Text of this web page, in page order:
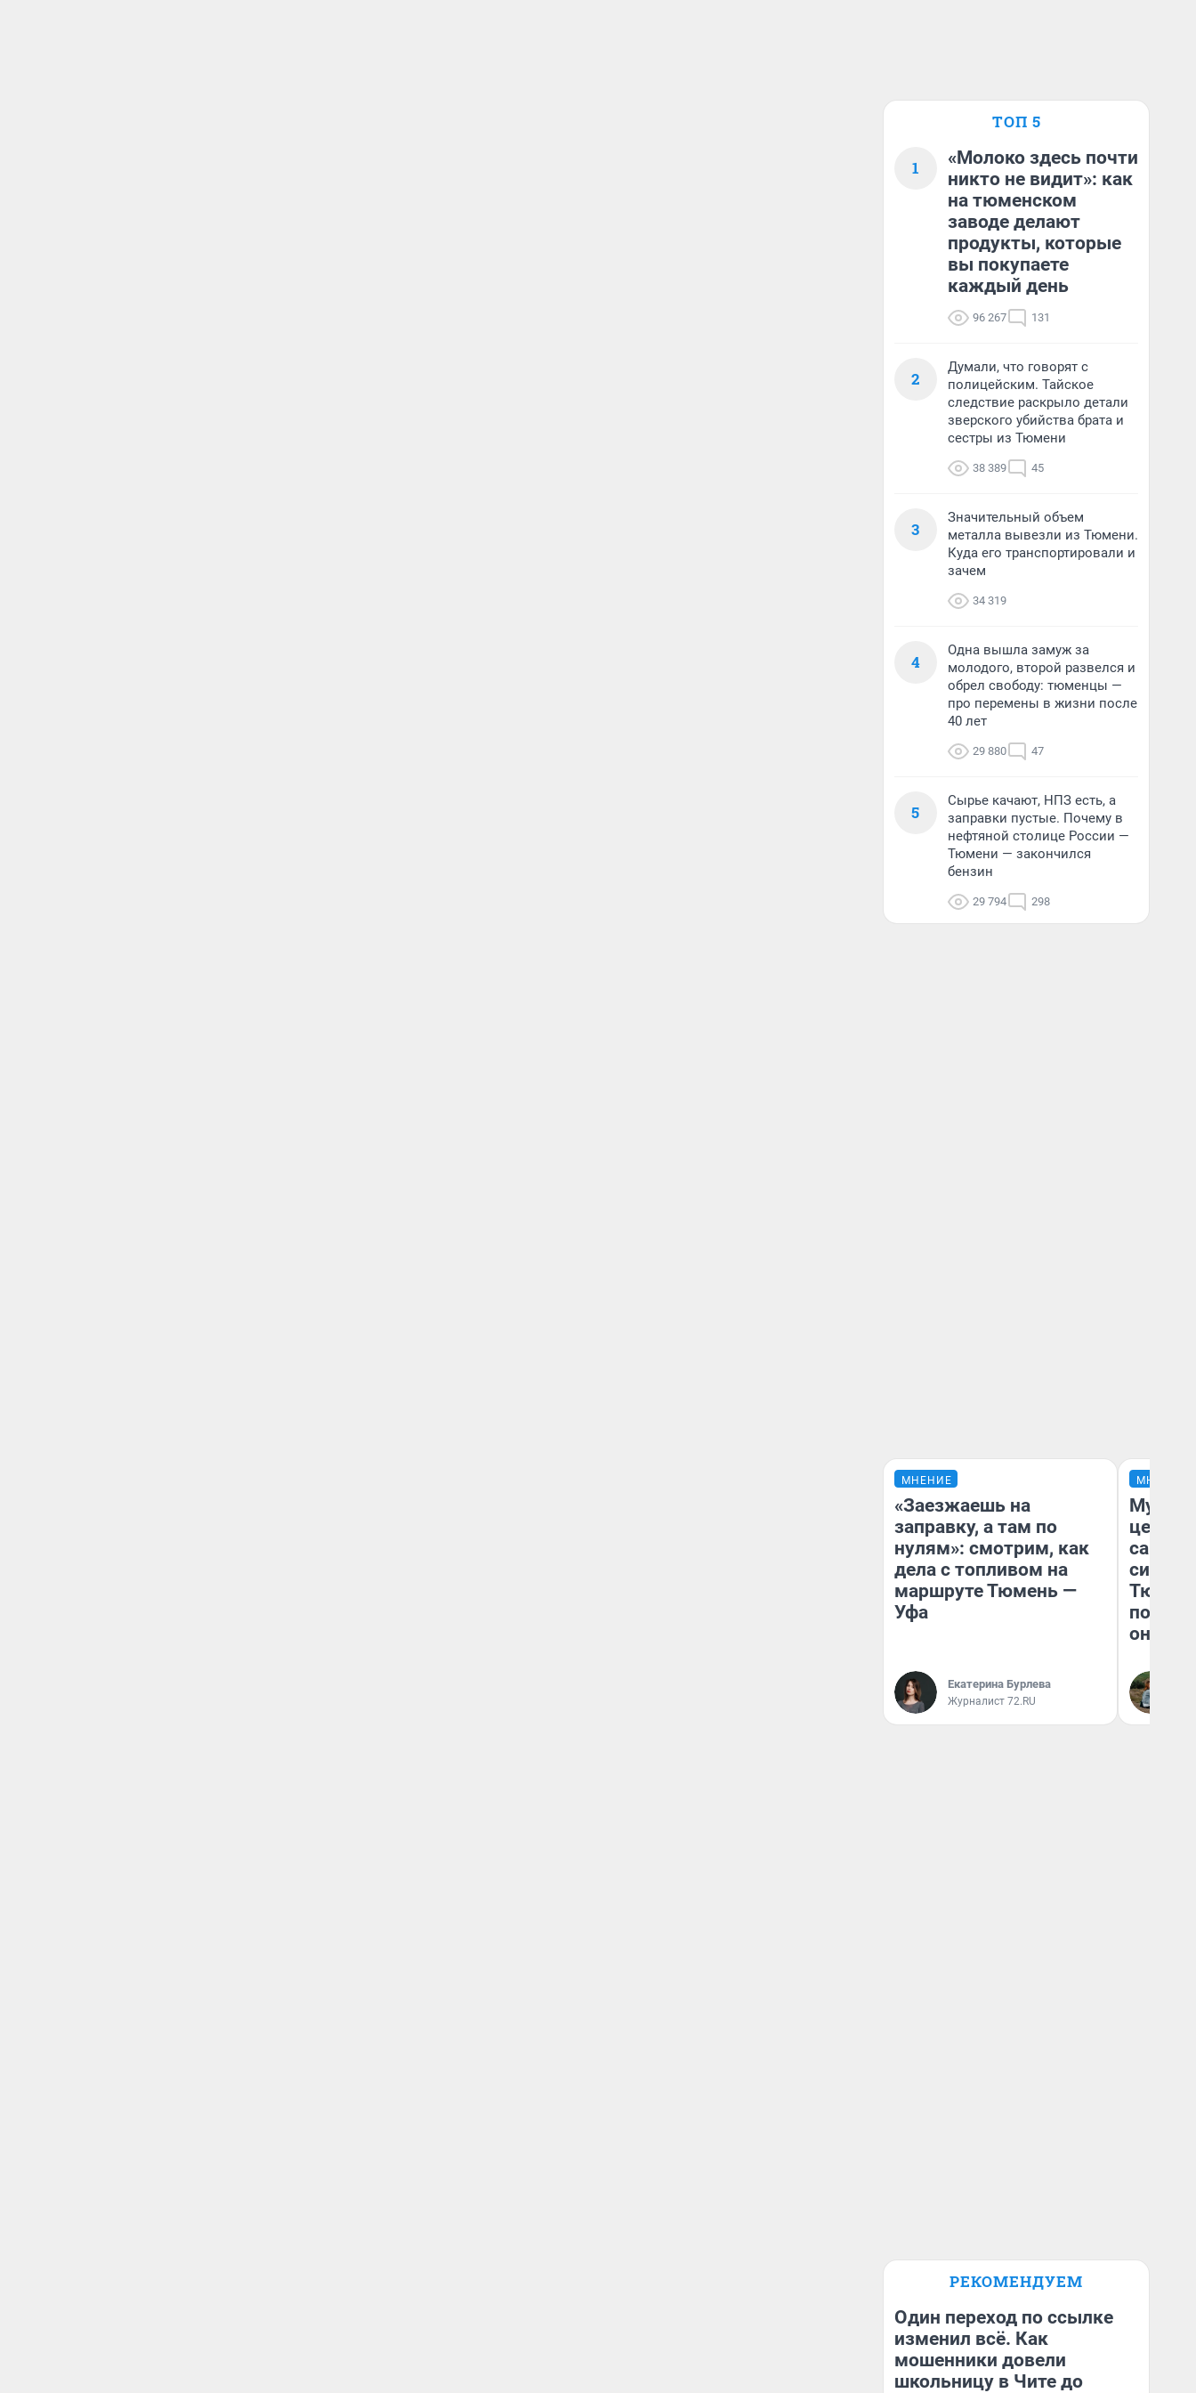
ТОП 5
1
«Молоко здесь почти
никто не видит»: как
на тюменском
заводе делают
продукты, которые
вы покупаете
каждый день
96 267 131
2
Думали, что говорят с
полицейским. Тайское
следствие раскрыло детали
зверского убийства брата и
сестры из Тюмени
38 389 45
3
Значительный объем
металла вывезли из Тюмени.
Куда его транспортировали и
зачем
34 319
4
Одна вышла замуж за
молодого, второй развелся и
обрел свободу: тюменцы —
про перемены в жизни после
40 лет
29 880 47
5
Сырье качают, НПЗ есть, а
заправки пустые. Почему в
нефтяной столице России —
Тюмени — закончился
бензин
29 794 298
МНЕНИЕ
«Заезжаешь на
заправку, а там по
нулям»: смотрим, как
дела с топливом на
маршруте Тюмень —
Уфа
Екатерина Бурлева
Журналист 72.RU
МНЕНИЕ
Музей
они
РЕКОМЕНДУЕМ
Один переход по ссылке
изменил всё. Как
мошенники довели
школьницу в Чите до